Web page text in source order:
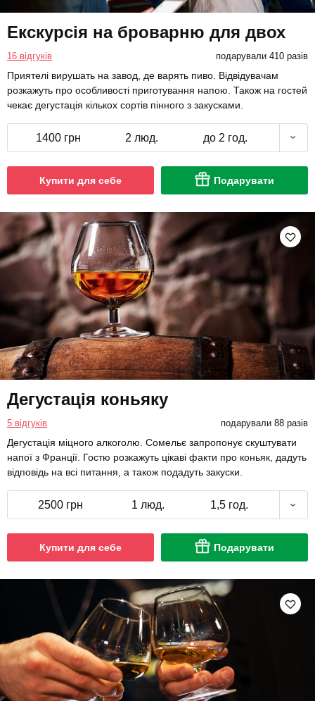
Екскурсія на броварню для двох
16 відгуків подарували 410 разів
Приятелі вирушать на завод, де варять пиво. Відвідувачам
розкажуть про особливості приготування напою. Також на гостей
чекає дегустація кількох сортів пінного з закусками.
1400 грн 2 люд. до 2 год.
Купити для себе Подарувати
Дегустація коньяку
5 відгуків подарували 88 разів
Дегустація міцного алкоголю. Сомельє запропонує скуштувати
напої з Франції. Гостю розкажуть цікаві факти про коньяк, дадуть
відповідь на всі питання, а також подадуть закуски.
2500 грн 1 люд. 1,5 год.
Купити для себе Подарувати